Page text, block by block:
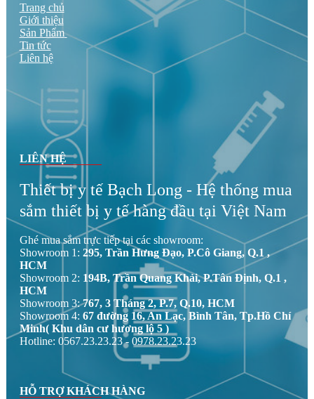
Trang chủ
Giới thiệu
Sản Phẩm
Tin tức
Liên hệ
LIÊN HỆ
Thiết bị y tế Bạch Long - Hệ thống mua
sắm thiết bị y tế hàng đầu tại Việt Nam
Ghé mua sắm trực tiếp tại các showroom:
Showroom 1: 295, Trần Hưng Đạo, P.Cô Giang, Q.1 ,
HCM
Showroom 2: 194B, Trần Quang Khải, P.Tân Định, Q.1 ,
HCM
Showroom 3:767, 3 Tháng 2, P.7, Q.10, HCM
Showroom 4: 67 đường 16, An Lạc, Bình Tân, Tp.Hồ Chí
Minh( Khu dân cư hương lộ 5 )
Hotline: 0567.23.23.23 - 0978.23.23.23
HỖ TRỢ KHÁCH HÀNG